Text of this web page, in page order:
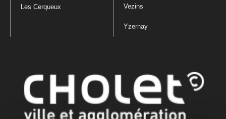
Les Cerqueux Vezins
Yzernay